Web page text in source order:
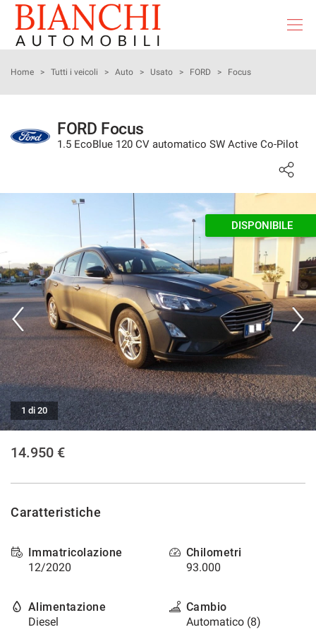
HOME
ACQUISTIAMO USATO
DICONO DI NOI
CONTATTI
Home > Tutti i veicoli > Auto > Usato > FORD > Focus
FORD Focus
1.5 EcoBlue 120 CV automatico SW Active Co-Pilot
DISPONIBILE
1 di 20
14.950 €
Caratteristiche
Immatricolazione
12/2020
Chilometri
93.000
Alimentazione
Diesel
Cambio
Automatico (8)
Le
tue
preferenze
di
seguente
pannello
esprimere
consenso
alle
tecnologie
di
tracciamento
che
adottiamo
per
offrire
le
funzionalità
e
svolgere
le
descritte.
Per
maggiori
informazioni
sull'utilità
sul
funzionamento